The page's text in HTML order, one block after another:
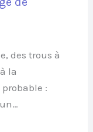
des trous à
la
: